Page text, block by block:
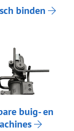
binden
buig- en